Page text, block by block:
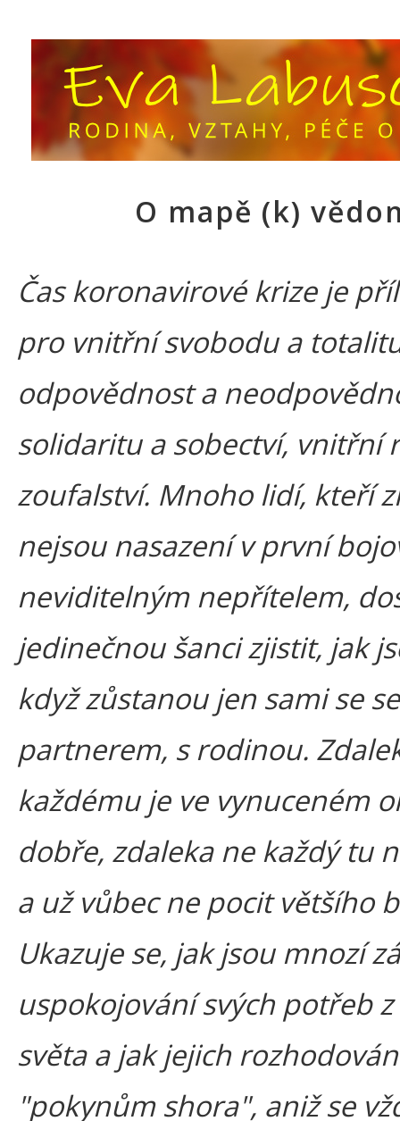
O mapě (k)
Čas koronavirové krize je
pro vnitřní svobodu a
odpovědnost a
solidaritu a sobectví, vnitřní
zoufalství. Mnoho lidí, kteří
nejsou nasazení v první
neviditelným nepřítelem,
jedinečnou šanci zjistit, jak
když zůstanou jen sami se
partnerem, s rodinou.
každému je ve vynuceném
dobře, zdaleka ne každý tu
a už vůbec ne pocit většího
Ukazuje se, jak jsou mnozí
uspokojování svých potřeb
světa a jak jejich
"pokynům shora", aniž se